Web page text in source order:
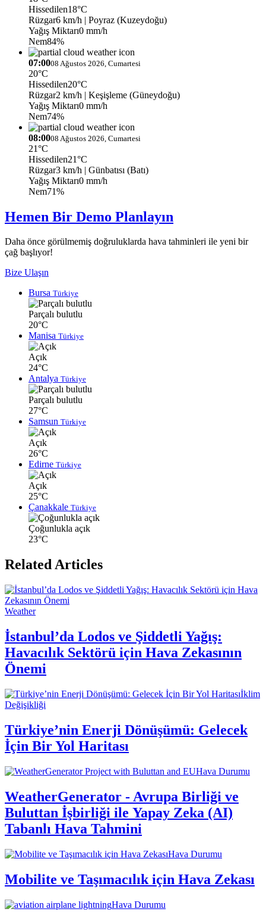
Hissedilen18°C
Rüzgar6 km/h | Poyraz (Kuzeydoğu)
Yağış Miktarı0 mm/h
Nem84%
07:0008 Ağustos 2026, Cumartesi
20°C
Hissedilen20°C
Rüzgar2 km/h | Keşişleme (Güneydoğu)
Yağış Miktarı0 mm/h
Nem74%
08:0008 Ağustos 2026, Cumartesi
21°C
Hissedilen21°C
Rüzgar3 km/h | Günbatısı (Batı)
Yağış Miktarı0 mm/h
Nem71%
Hemen Bir Demo Planlayın
Daha önce görülmemiş doğruluklarda hava tahminleri ile yeni bir
çağ başlıyor!
Bize Ulaşın
Bursa Türkiye
Parçalı bulutlu
20°C
Manisa Türkiye
Açık
24°C
Antalya Türkiye
Parçalı bulutlu
27°C
Samsun Türkiye
Açık
26°C
Edirne Türkiye
Açık
25°C
Çanakkale Türkiye
Çoğunlukla açık
23°C
Related Articles
Weather
İstanbul’da Lodos ve Şiddetli Yağış:
Havacılık Sektörü için Hava Zekasının
Önemi
İklim
Değişikliği
Türkiye’nin Enerji Dönüşümü: Gelecek
İçin Bir Yol Haritası
Hava Durumu
WeatherGenerator - Avrupa Birliği ve
Buluttan İşbirliği ile Yapay Zeka (AI)
Tabanlı Hava Tahmini
Hava Durumu
Mobilite ve Taşımacılık için Hava Zekası
Hava Durumu